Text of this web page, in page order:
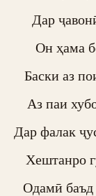
Дар
Он ҳама
Баски аз
Аз паи
Дар фалак
Хештанро
Одамӣ баъд